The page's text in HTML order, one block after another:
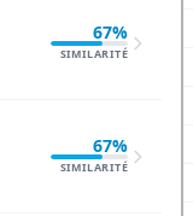
67%
SIMILARITÉ
67%
SIMILARITÉ